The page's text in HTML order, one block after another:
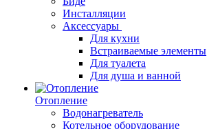
Инсталляции
Аксессуары
Для кухни
Встраиваемые элементы
Для туалета
Для душа и ванной
Отопление
Водонагреватель
Котельное оборудование